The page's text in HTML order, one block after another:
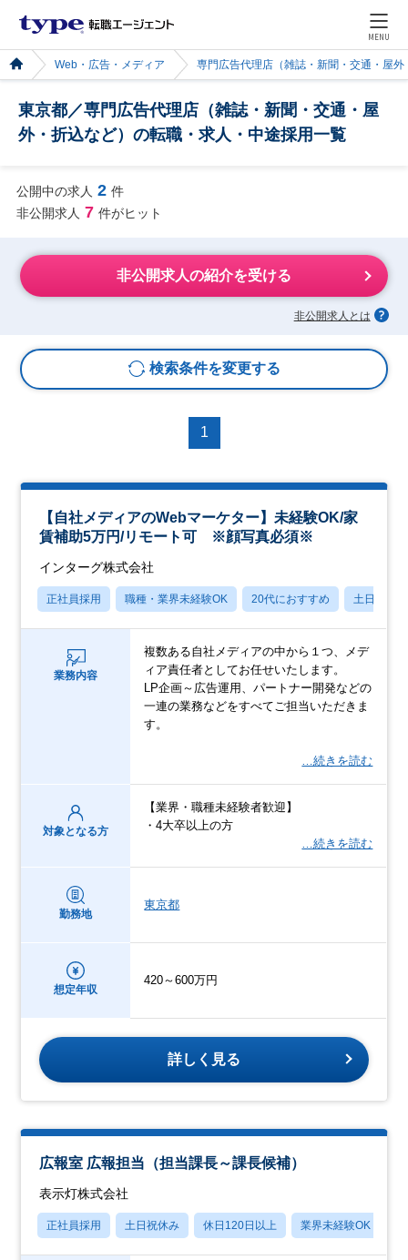
MENU
Web・広告・メディア 専門広告代理店（雑誌・新聞・交通・屋外
東京都／専門広告代理店（雑誌・新聞・交通・屋
外・折込など）の転職・求人・中途採用一覧
公開中の求人 2 件
非公開求人 7 件がヒット
非公開求人の紹介を受ける
非公開求人とは
検索条件を変更する
1
【自社メディアのWebマーケター】未経験OK/家
賃補助5万円/リモート可 ※顔写真必須※
インターグ株式会社
正社員採用 職種・業界未経験OK 20代におすすめ 土日祝休み
業務内容
複数ある自社メディアの中から１つ、メデ
ィア責任者としてお任せいたします。
LP企画～広告運用、パートナー開発などの
一連の業務などをすべてご担当いただきま
す。
…続きを読む
対象となる方
【業界・職種未経験者歓迎】
・4大卒以上の方
…続きを読む
勤務地
東京都
想定年収
420～600万円
詳しく見る
広報室 広報担当（担当課長～課長候補）
表示灯株式会社
正社員採用 土日祝休み 休日120日以上 業界未経験OK